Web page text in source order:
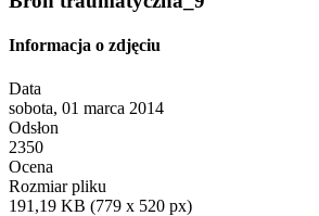
Informacja o zdjęciu
Data
sobota, 01 marca 2014
Odsłon
2350
Ocena
Rozmiar pliku
191,19 KB (779 x 520 px)